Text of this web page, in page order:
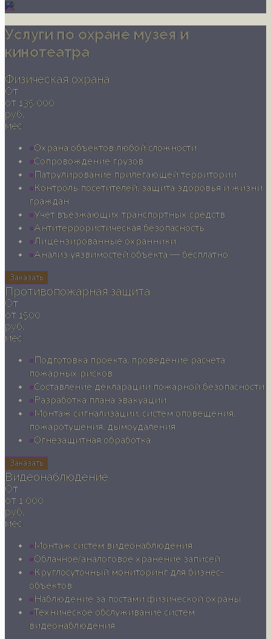
Услуги по охране музея и
кинотеатра
Физическая охрана
От
от 135 000
руб.
мес
Охрана объектов любой сложности
Сопровождение грузов
Патрулирование прилегающей территории
Контроль посетителей, защита здоровья и жизни
граждан
Учет въезжающих транспортных средств
Антитеррористическая безопасность
Лицензированные охранники
Анализ уязвимостей объекта — бесплатно
Заказать
Противопожарная защита
От
от 1500
руб.
мес
Подготовка проекта, проведение расчета
пожарных рисков
Составление декларации пожарной безопасности
Разработка плана эвакуации
Монтаж сигнализации, систем оповещения,
пожаротушения, дымоудаления
Огнезащитная обработка
Заказать
Видеонаблюдение
От
от 1 000
руб.
мес
Монтаж систем видеонаблюдения
Облачное/аналоговое хранение записей
Круглосуточный мониторинг для бизнес-
объектов
Наблюдение за постами физической охраны
Техническое обслуживание систем
видеонаблюдения